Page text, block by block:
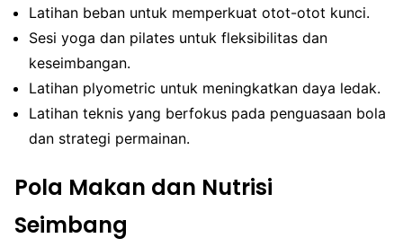
Latihan beban untuk memperkuat otot-otot kunci.
Sesi yoga dan pilates untuk fleksibilitas dan
keseimbangan.
Latihan plyometric untuk meningkatkan daya ledak.
Latihan teknis yang berfokus pada penguasaan bola
dan strategi permainan.
Pola Makan dan Nutrisi
Seimbang